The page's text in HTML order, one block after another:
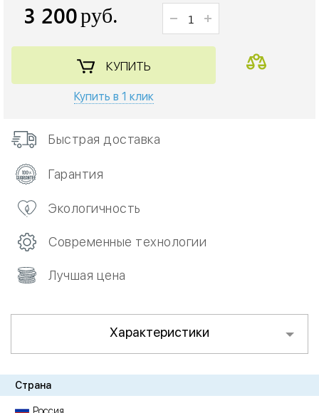
3 200 руб.
КУПИТЬ
Купить в 1 клик
Быстрая доставка
Гарантия
Экологичность
Современные технологии
Лучшая цена
Характеристики
Страна